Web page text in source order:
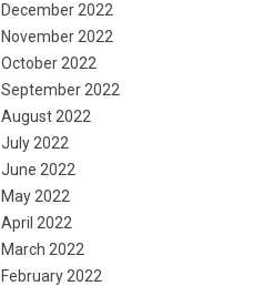
December 2022
November 2022
October 2022
September 2022
August 2022
July 2022
June 2022
May 2022
April 2022
March 2022
February 2022